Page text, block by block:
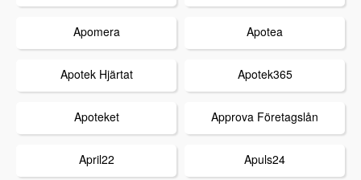
Apomera Apotea
Apotek Hjärtat Apotek365
Apoteket Approva Företagslån
April22 Apuls24